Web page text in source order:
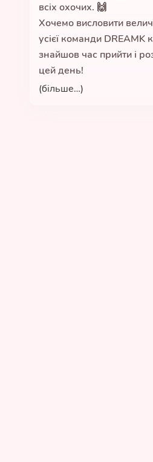
всіх охочих. 🙌
Хочемо висловити
усієї команди DREAMK
знайшов час прийти і
цей день!
(більше…)